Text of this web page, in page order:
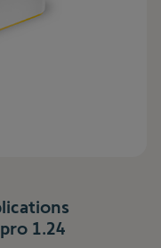
1.24